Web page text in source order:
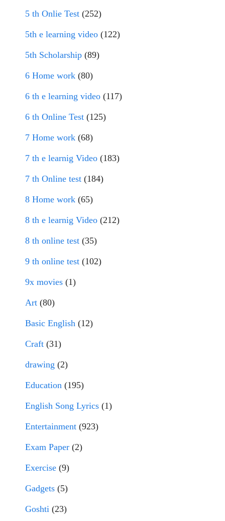
5 th Onlie Test (252)
5th e learning video (122)
5th Scholarship (89)
6 Home work (80)
6 th e learning video (117)
6 th Online Test (125)
7 Home work (68)
7 th e learnig Video (183)
7 th Online test (184)
8 Home work (65)
8 th e learnig Video (212)
8 th online test (35)
9 th online test (102)
9x movies (1)
Art (80)
Basic English (12)
Craft (31)
drawing (2)
Education (195)
English Song Lyrics (1)
Entertainment (923)
Exam Paper (2)
Exercise (9)
Gadgets (5)
Goshti (23)